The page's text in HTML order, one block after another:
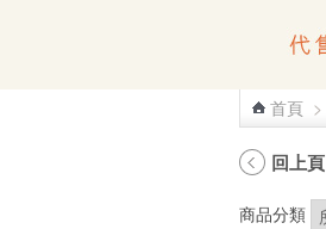
首頁 >
回上頁
商品分類